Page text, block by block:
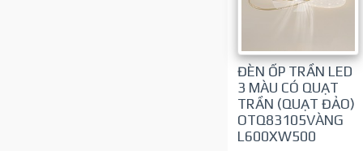
ĐÈN ỐP TRẦN LED
3 MÀU CÓ QUẠT
TRẦN (QUẠT ĐẢO)
OTQ83105VÀNG
L600XW500